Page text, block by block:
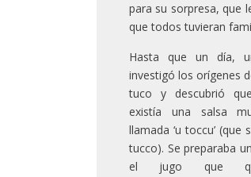
para su sorpresa, que
que todos tuvieran
Hasta que un día,
investigó los orígenes
tuco y descubrió
existía una salsa
llamada ‘u toccu’ (que
tucco). Se preparaba
el jugo que